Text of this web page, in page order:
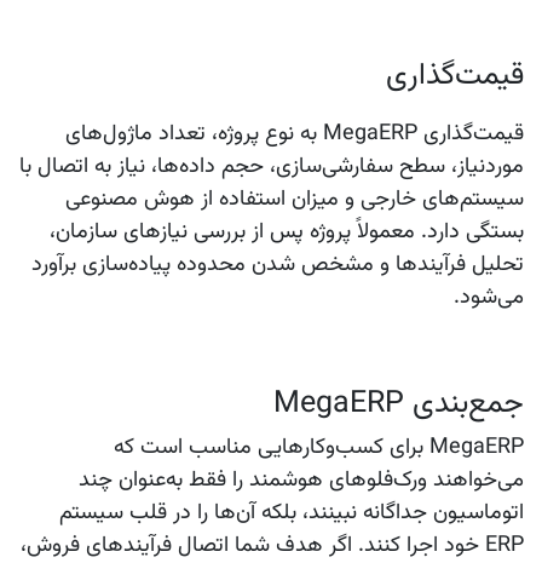
قیمت‌گذاری
قیمت‌گذاری MegaERP به نوع پروژه، تعداد ماژول‌های
موردنیاز، سطح سفارشی‌سازی، حجم داده‌ها، نیاز به اتصال با
سیستم‌های خارجی و میزان استفاده از هوش مصنوعی
بستگی دارد. معمولاً پروژه پس از بررسی نیازهای سازمان،
تحلیل فرآیندها و مشخص شدن محدوده پیاده‌سازی برآورد
می‌شود.
جمع‌بندی MegaERP
MegaERP برای کسب‌وکارهایی مناسب است که
می‌خواهند ورک‌فلوهای هوشمند را فقط به‌عنوان چند
اتوماسیون جداگانه نبینند، بلکه آن‌ها را در قلب سیستم
ERP خود اجرا کنند. اگر هدف شما اتصال فرآیندهای فروش،